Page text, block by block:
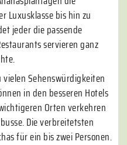
Luxusklasse bis hin zu
jeder die passende
servieren ganz
Sehenswürdigkeiten
in den besseren Hotels
Orten verkehren
Die verbreitetsten
für ein bis zwei Personen.